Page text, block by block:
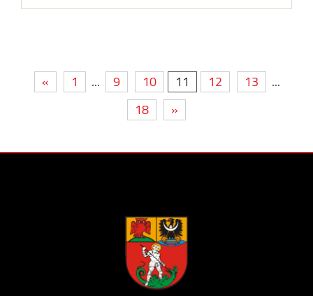
« 1 ... 9 10 11 12 13
...
18
»